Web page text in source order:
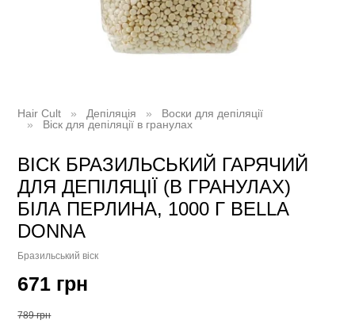
Hair Cult Депіляція
Воски для депіляції
Віск для депіляції в гранулах
ВІСК БРАЗИЛЬСЬКИЙ ГАРЯЧИЙ
ДЛЯ ДЕПІЛЯЦІЇ (В ГРАНУЛАХ)
БІЛА ПЕРЛИНА, 1000 Г BELLA
DONNA
Бразильський віск
671 грн
789 грн